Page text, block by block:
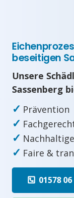
beseitigen
Unsere
Sassenberg
✓ Prävention
✓
✓
✓ Faire &
01578